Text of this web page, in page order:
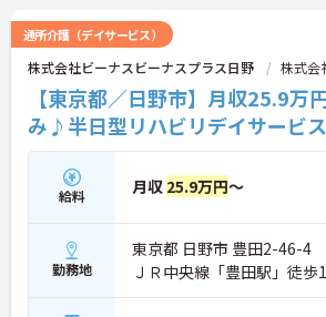
・日勤のみの勤務で転勤の心配もないため、地
ご家庭と両立しながら長期的な視点でキャリ
けます
されており、プライベートの時間を大切にで
境です。定年65歳以降も再雇用制度により70
勤務可能であり、退職金制度も完備されてい
ど、長期的に安定したキャリアを築いていけ
です。入社後はOJTによる丁寧なフォロー体
り、資格取得支援制度も活用しながら更なる
アップを目指せます。
★おすすめPOINT★
【賞与とは別に特別報酬が支給され、収入アッ
期待できます】
・日々の施設運営への貢献やチームワークが
に評価されるため、目に見える形で還元されま
・努力がダイレクトに評価へつながる制度に
通所介護（デイサービス）
株式会社ビーナスビーナスプラス日野 株式会
【東京都／日野市】月収25.9
み♪半日型リハビリデイサービ
給料 月収 25.9万円～
勤務地
東京都 日野市 豊田2-46-4
ＪＲ中央線「豊田駅」徒歩